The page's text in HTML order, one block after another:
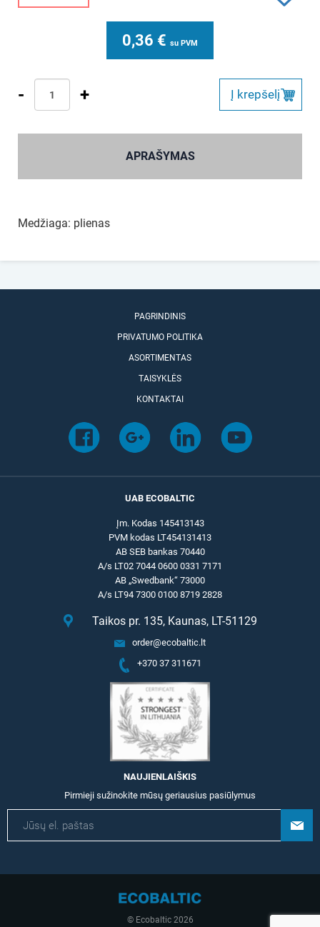
0,36 € su PVM
- + Į krepšelį
APRAŠYMAS
Medžiaga: plienas
PAGRINDINIS
PRIVATUMO POLITIKA
ASORTIMENTAS
TAISYKLĖS
KONTAKTAI
UAB ECOBALTIC
Įm. Kodas 145413143
PVM kodas LT454131413
AB SEB bankas 70440
A/s LT02 7044 0600 0331 7171
AB „Swedbank“ 73000
A/s LT94 7300 0100 8719 2828
Taikos pr. 135, Kaunas, LT-51129
order@ecobaltic.lt
+370 37 311671
NAUJIENLAIŠKIS
Pirmieji sužinokite mūsų geriausius pasiūlymus
© Ecobaltic 2026